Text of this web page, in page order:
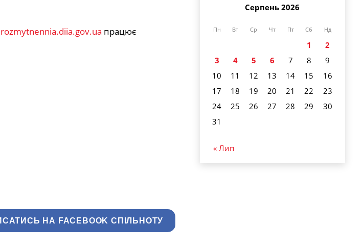
rozmytnennia.diia.gov.ua працює
НА FACEBOOK СПІЛЬНОТУ
Серпень 2026
Пн Вт Ср Чт Пт Сб Нд
1
2
3
4 5 6 7 8
9
10
11 12 13 14 15
16
17
18 19 20 21 22
23
24
25 26 27 28 29
30
31
« Лип